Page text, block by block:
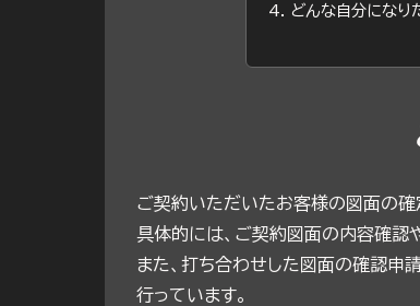
どんな自分になり
ご契約いただいたお客様の図面の確
具体的には、ご契約図面の内容確認
また、打ち合わせした図面の確認申
行っています。